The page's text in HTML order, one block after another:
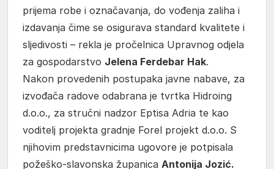
prijema robe i označavanja, do vođenja zaliha i
izdavanja čime se osigurava standard kvalitete i
sljedivosti – rekla je pročelnica Upravnog odjela
za gospodarstvo Jelena Ferdebar Hak.
Nakon provedenih postupaka javne nabave, za
izvođača radove odabrana je tvrtka Hidroing
d.o.o., za stručni nadzor Eptisa Adria te kao
voditelj projekta gradnje Forel projekt d.o.o. S
njihovim predstavnicima ugovore je potpisala
požeško-slavonska županica Antonija Jozić.